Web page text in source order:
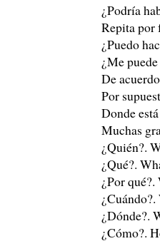
¿Podría
Repita por
¿Puedo
¿Me
De
Por
Donde
Muchas
¿Quién?.
¿Qué?.
¿Por qué?.
¿Dónde?.
¿Cómo?.